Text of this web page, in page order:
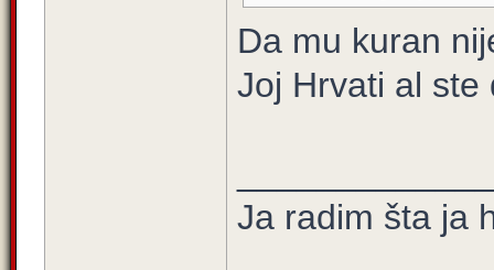
Da mu kuran
Joj Hrvati al
Ja radim šta ja